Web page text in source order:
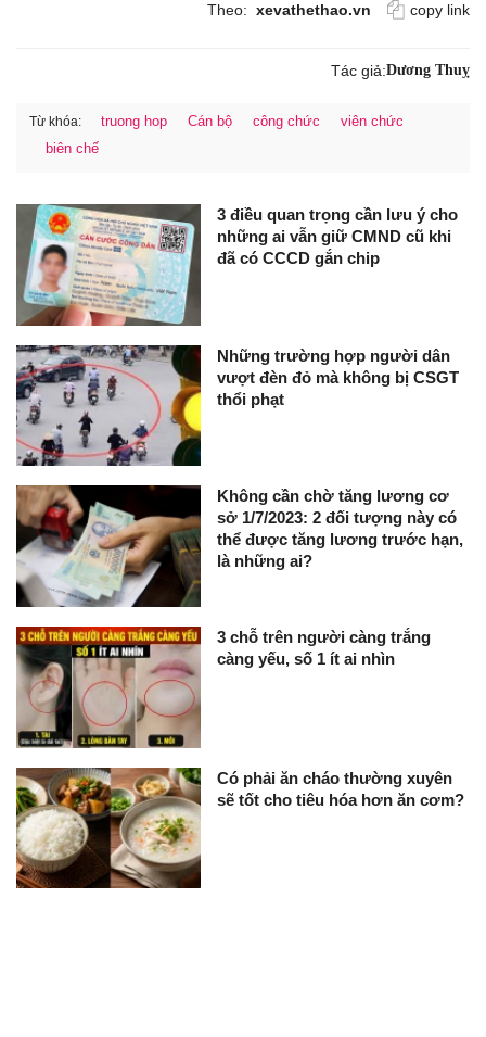
Theo: xevathethao.vn copy link
Tác giả:Dương Thuỵ
Từ khóa: truong hop Cán bộ công chức
viên chức
biên chế
3 điều quan trọng cần lưu ý cho
những ai vẫn giữ CMND cũ khi
đã có CCCD gắn chip
Những trường hợp người dân
vượt đèn đỏ mà không bị CSGT
thổi phạt
Không cần chờ tăng lương cơ
sở 1/7/2023: 2 đối tượng này có
thể được tăng lương trước hạn,
là những ai?
3 chỗ trên người càng trắng
càng yếu, số 1 ít ai nhìn
Có phải ăn cháo thường xuyên
sẽ tốt cho tiêu hóa hơn ăn cơm?